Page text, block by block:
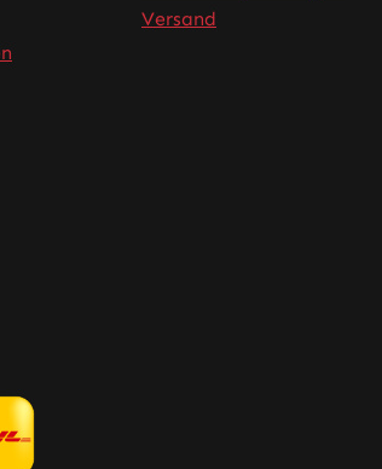
Versand